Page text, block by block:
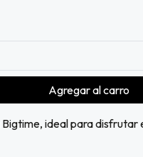
Agregaral carro
ideal para disfrutar